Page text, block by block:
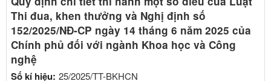
Thi đua, khen thưởng và Nghị định số
152/2025/NĐ-CP ngày 14 tháng 6 năm 2025 của
Chính phủ đối với ngành Khoa học và Công
nghệ
Số kí hiệu: 25/2025/TT-BKHCN